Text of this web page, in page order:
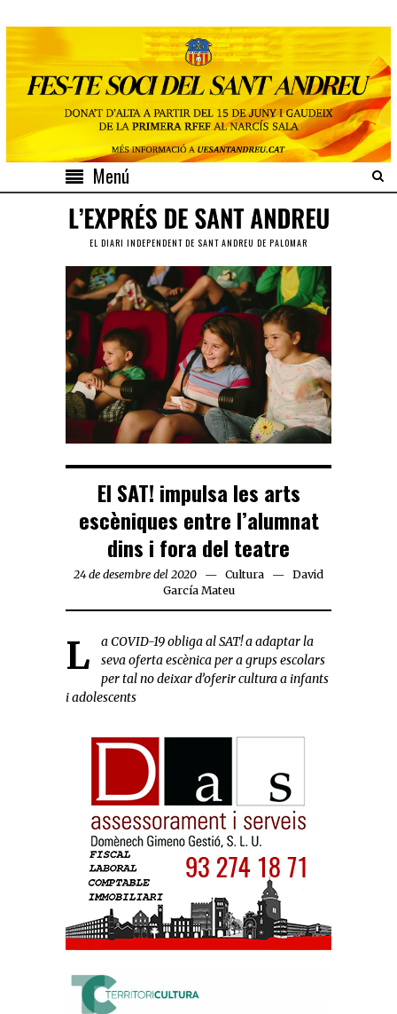
Menú
EL DIARI INDEPENDENT DE SANT ANDREU DE PALOMAR
El SAT! impulsa les arts
escèniques entre l’alumnat
dins i fora del teatre
24 de desembre del 2020 Cultura
David
García Mateu
L
a COVID-19 obliga al SAT! a adaptar la
seva oferta escènica per a grups escolars
per tal no deixar d’oferir cultura a infants
i adolescents